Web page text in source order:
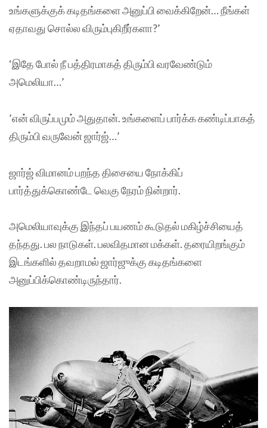
உங்களுக்குக் கடிதங்களை அனுப்பி வைக்கிறேன்… நீங்கள்
ஏதாவது சொல்ல விரும்புகிறீர்களா?’
‘இதே போல் நீ பத்திரமாகத் திரும்பி வரவேண்டும்
அமெலியா…’
’என் விருப்பமும் அதுதான். உங்களைப் பார்க்க கண்டிப்பாகத்
திரும்பி வருவேன் ஜார்ஜ்…’
ஜார்ஜ் விமானம் பறந்த திசையை நோக்கிப்
பார்த்துக்கொண்டே வெகு நேரம் நின்றார்.
அமெலியாவுக்கு இந்தப் பயணம் கூடுதல் மகிழ்ச்சியைத்
தந்தது. பல நாடுகள். பலவிதமான மக்கள். தரையிறங்கும்
இடங்களில் தவறாமல் ஜார்ஜுக்கு கடிதங்களை
அனுப்பிக்கொண்டிருந்தார்.